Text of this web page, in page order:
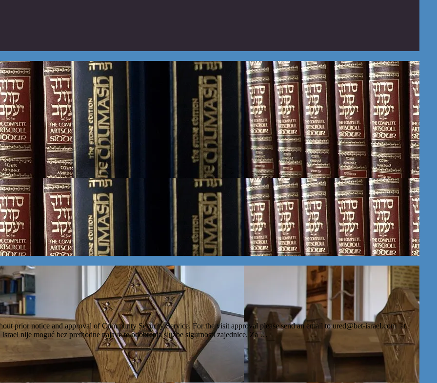
prior notice and approval of Communty Security Service. For the visit approval please send an email to ured@bet-israel.com at
nije moguć bez prethodne najave te odobrenja službe sigurnosti zajednice. Za …